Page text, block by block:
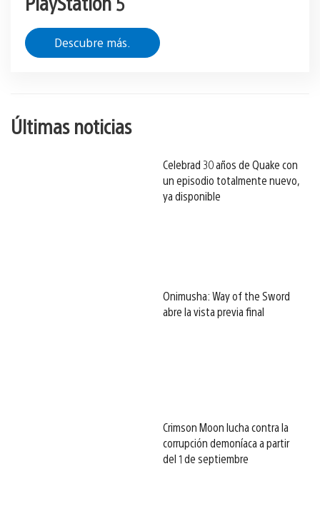
Descubre más.
Últimas noticias
Celebrad 30 años de Quake con
un episodio totalmente nuevo,
ya disponible
Onimusha: Way of the Sword
abre la vista previa final
Crimson Moon lucha contra la
corrupción demoníaca a partir
del 1 de septiembre